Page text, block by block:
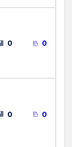
0 0
0 0